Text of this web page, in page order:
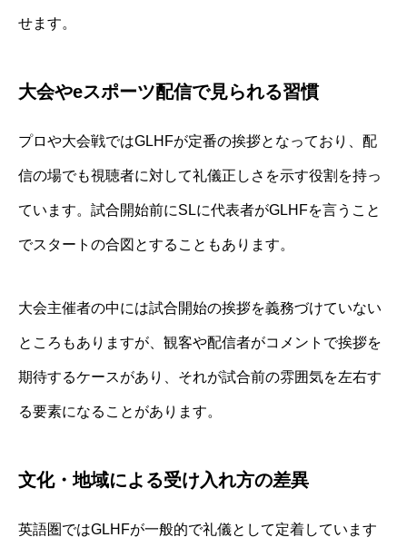
せます。
大会やeスポーツ配信で見られる習慣
プロや大会戦ではGLHFが定番の挨拶となっており、配
信の場でも視聴者に対して礼儀正しさを示す役割を持っ
ています。試合開始前にSLに代表者がGLHFを言うこと
でスタートの合図とすることもあります。
大会主催者の中には試合開始の挨拶を義務づけていない
ところもありますが、観客や配信者がコメントで挨拶を
期待するケースがあり、それが試合前の雰囲気を左右す
る要素になることがあります。
文化・地域による受け入れ方の差異
英語圏ではGLHFが一般的で礼儀として定着しています